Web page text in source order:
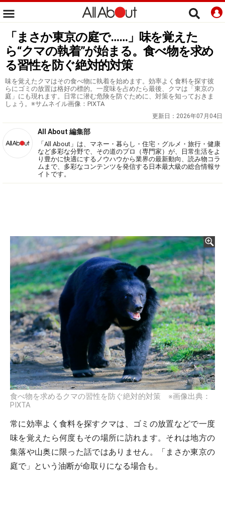
「まさか東京の庭で……」味を覚えた
ら“クマの執着”が始まる。食べ物を求め
る習性を防ぐ絶対的対策
味を覚えたクマはその食べ物に執着を始めます。効率よく食料を探す彼
らにゴミの放置は格好の標的。一度味を占めたら最後、クマは「東京の
庭」にも現れます。日常に潜む危険を防ぐために、対策を知っておきま
しょう。※サムネイル画像：PIXTA
更新日： 2026年07月04日
All About 編集部
「All About」は、マネー・暮らし・住宅・グルメ・旅行・健康
など多彩な分野で、その道のプロ（専門家）が、日常生活をよ
り豊かに快適にするノウハウから業界の最新動向、読み物コラ
ムまで、多彩なコンテンツを発信する日本最大級の総合情報サ
イトです。
食べ物を求めるクマの習性を防ぐ絶対的対策 ※画像出典：
PIXTA
常に効率よく食料を探すクマは、ゴミの放置などで一度
味を覚えたら何度もその場所に訪れます。それは地方の
集落や山奥に限った話ではありません。「まさか東京の
庭で」という油断が命取りになる場合も。